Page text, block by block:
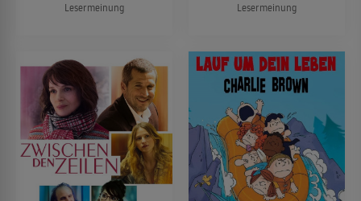
Lesermeinung Lesermeinung